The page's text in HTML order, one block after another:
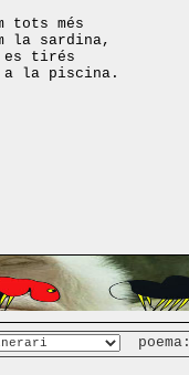
tots més
la sardina,
es tirés
a la piscina.